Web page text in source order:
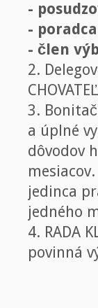
-
-
- člen
2.
3.
a úplné
dôvodov
jedinca
jedného
4. RADA
povinná